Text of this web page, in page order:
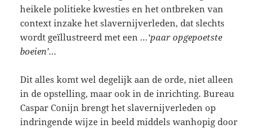
heikele politieke kwesties en het ontbreken van
context inzake het slavernijverleden, dat slechts
wordt geïllustreerd met een…‘paar opgepoetste
boeien’…
Dit alles komt wel degelijk aan de orde, niet alleen
in de opstelling, maar ook in de inrichting. Bureau
Caspar Conijn brengt het slavernijverleden op
indringende wijze in beeld middels wanhopig door